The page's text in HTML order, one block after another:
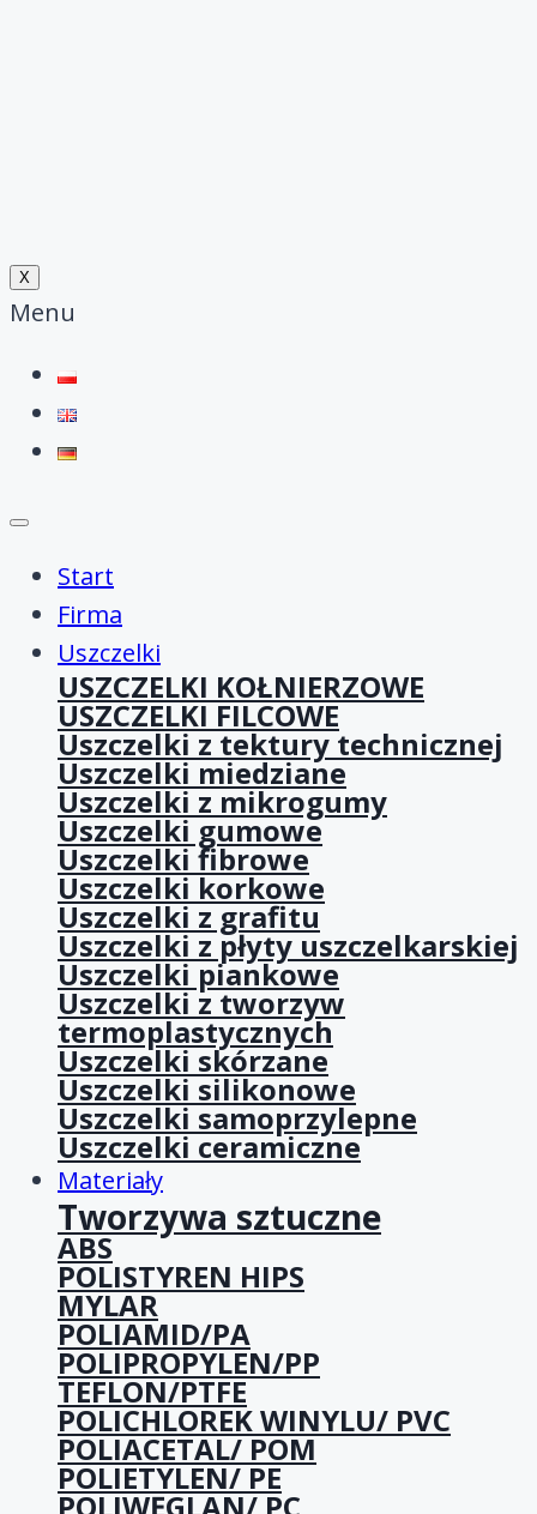
X
Menu
Start
Firma
Uszczelki
USZCZELKI KOŁNIERZOWE
USZCZELKI FILCOWE
Uszczelki z tektury technicznej
Uszczelki miedziane
Uszczelki z mikrogumy
Uszczelki gumowe
Uszczelki fibrowe
Uszczelki korkowe
Uszczelki z grafitu
Uszczelki z płyty uszczelkarskiej
Uszczelki piankowe
Uszczelki z tworzyw
termoplastycznych
Uszczelki skórzane
Uszczelki silikonowe
Uszczelki samoprzylepne
Uszczelki ceramiczne
Materiały
Tworzywa sztuczne
ABS
POLISTYREN HIPS
MYLAR
POLIAMID/PA
POLIPROPYLEN/PP
TEFLON/PTFE
POLICHLOREK WINYLU/ PVC
POLIACETAL/ POM
POLIETYLEN/ PE